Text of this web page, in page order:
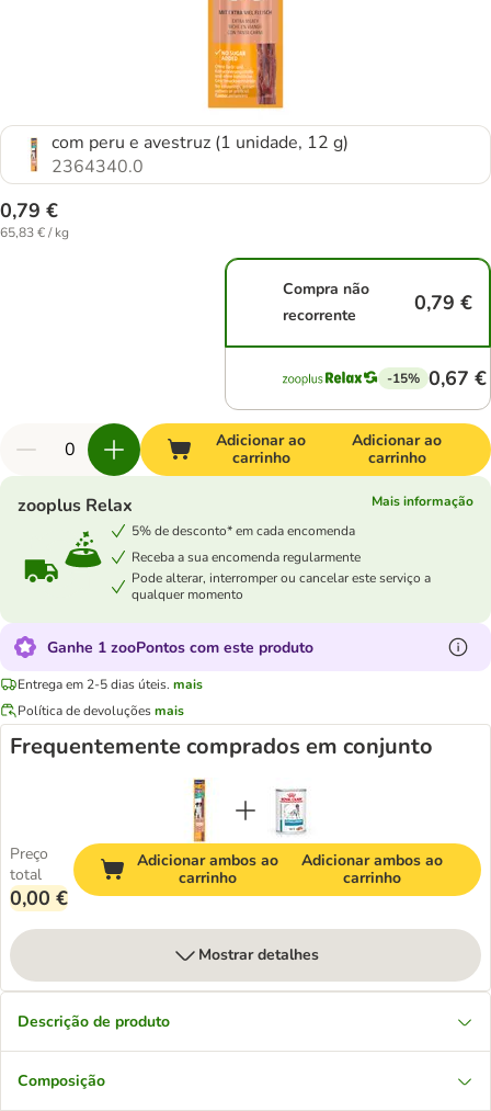
com peru e avestruz (1 unidade, 12 g)
2364340.0
0,79 €
65,83 € / kg
Compra não
recorrente
0,79 €
-15% 0,67 €
Adicionar ao
carrinho
Adicionar ao
carrinho
zooplus Relax
Mais informação
5% de desconto* em cada encomenda
Receba a sua encomenda regularmente
Pode alterar, interromper ou cancelar este serviço a
qualquer momento
Ganhe 1 zooPontos com este produto
Entrega em 2-5 dias úteis. mais
Política de devoluçõesmais
Frequentemente comprados em conjunto
Preço
total
0,00 €
Adicionar ambos ao
carrinho
Adicionar ambos ao
carrinho
Mostrar detalhes
Descrição de produto
Composição